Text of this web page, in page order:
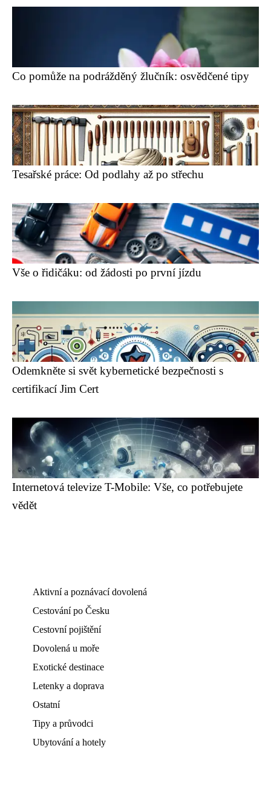
Co pomůže na podrážděný žlučník: osvědčené tipy
Tesařské práce: Od podlahy až po střechu
Vše o řidičáku: od žádosti po první jízdu
Odemkněte si svět kybernetické bezpečnosti s
certifikací Jim Cert
Internetová televize T-Mobile: Vše, co potřebujete
vědět
Aktivní a poznávací dovolená
Cestování po Česku
Cestovní pojištění
Dovolená u moře
Exotické destinace
Letenky a doprava
Ostatní
Tipy a průvodci
Ubytování a hotely